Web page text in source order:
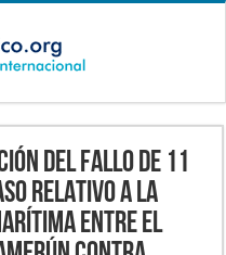
DEL FALLO DE 11
RELATIVO A LA
ENTRE EL